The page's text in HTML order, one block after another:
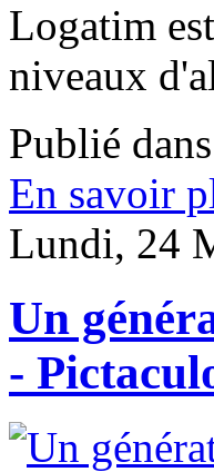
Logatim
niveaux
Publié dans
En savoir
Lundi, 24
Un
-